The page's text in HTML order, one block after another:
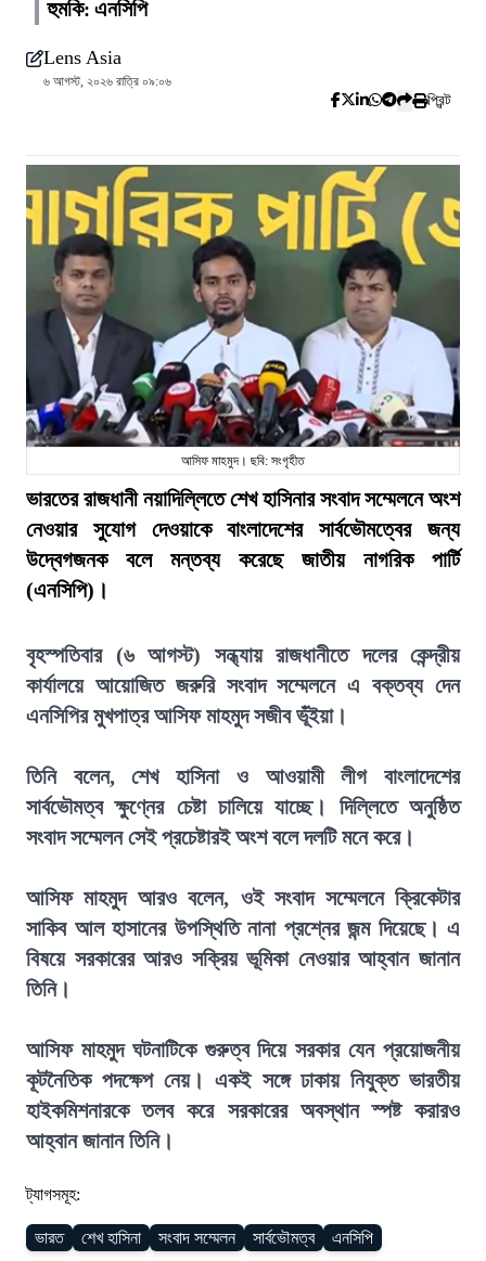
হুমকি: এনসিপি
Lens Asia
৬ আগস্ট, ২০২৬ রাত্রি ০৯:০৬
প্রিন্ট
আসিফ মাহমুদ। ছবি: সংগৃহীত
ভারতের রাজধানী নয়াদিল্লিতে শেখ হাসিনার সংবাদ সম্মেলনে অংশ
নেওয়ার সুযোগ দেওয়াকে বাংলাদেশের সার্বভৌমত্বের জন্য
উদ্বেগজনক বলে মন্তব্য করেছে জাতীয় নাগরিক পার্টি
(এনসিপি)।
বৃহস্পতিবার (৬ আগস্ট) সন্ধ্যায় রাজধানীতে দলের কেন্দ্রীয়
কার্যালয়ে আয়োজিত জরুরি সংবাদ সম্মেলনে এ বক্তব্য দেন
এনসিপির মুখপাত্র আসিফ মাহমুদ সজীব ভূঁইয়া।
তিনি বলেন, শেখ হাসিনা ও আওয়ামী লীগ বাংলাদেশের
সার্বভৌমত্ব ক্ষুণ্নের চেষ্টা চালিয়ে যাচ্ছে। দিল্লিতে অনুষ্ঠিত
সংবাদ সম্মেলন সেই প্রচেষ্টারই অংশ বলে দলটি মনে করে।
আসিফ মাহমুদ আরও বলেন, ওই সংবাদ সম্মেলনে ক্রিকেটার
সাকিব আল হাসানের উপস্থিতি নানা প্রশ্নের জন্ম দিয়েছে। এ
বিষয়ে সরকারের আরও সক্রিয় ভূমিকা নেওয়ার আহ্বান জানান
তিনি।
আসিফ মাহমুদ ঘটনাটিকে গুরুত্ব দিয়ে সরকার যেন প্রয়োজনীয়
কূটনৈতিক পদক্ষেপ নেয়। একই সঙ্গে ঢাকায় নিযুক্ত ভারতীয়
হাইকমিশনারকে তলব করে সরকারের অবস্থান স্পষ্ট করারও
আহ্বান জানান তিনি।
ট্যাগসমূহ:
ভারত শেখ হাসিনা সংবাদ সম্মেলন সার্বভৌমত্ব এনসিপি